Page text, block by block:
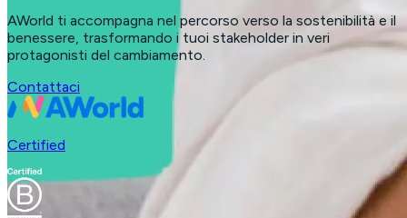
AWorld ti accompagna nel percorso verso la sostenibilità e il
benessere, trasformando i tuoi stakeholder in veri
protagonisti del cambiamento.
Contattaci
Certified